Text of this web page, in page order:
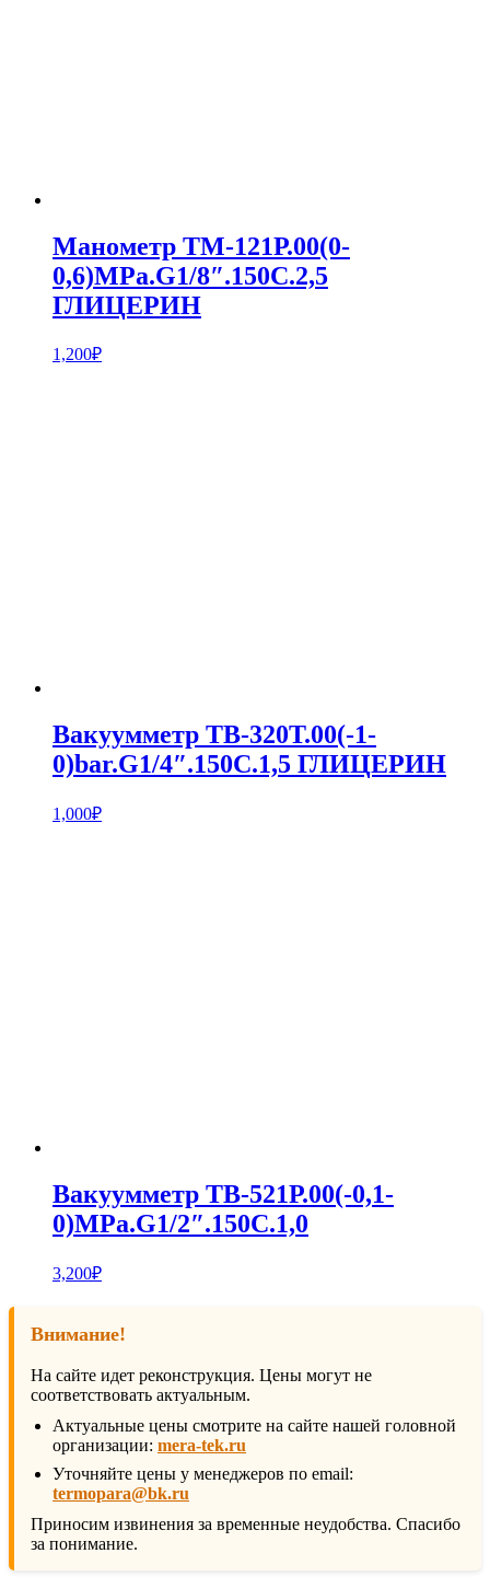
Манометр ТМ-121Р.00(0-
0,6)MPa.G1/8″.150С.2,5
ГЛИЦЕРИН
1,200₽
Вакуумметр ТВ-320Т.00(-1-
0)bar.G1/4″.150С.1,5 ГЛИЦЕРИН
1,000₽
Вакуумметр ТВ-521Р.00(-0,1-
0)MPa.G1/2″.150С.1,0
3,200₽
Внимание!
На сайте идет реконструкция. Цены могут не
соответствовать актуальным.
Актуальные цены смотрите на сайте нашей головной
организации: mera-tek.ru
Уточняйте цены у менеджеров по email:
termopara@bk.ru
Приносим извинения за временные неудобства. Спасибо
за понимание.